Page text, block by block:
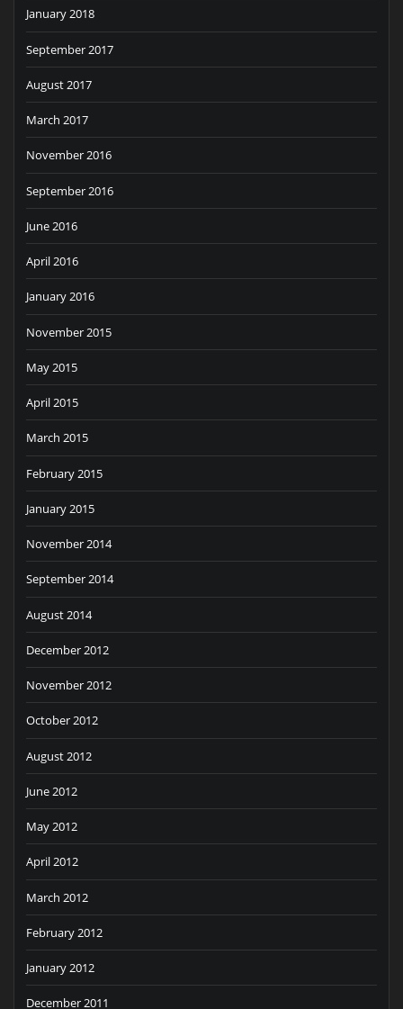
January 2018
September 2017
August 2017
March 2017
November 2016
September 2016
June 2016
April 2016
January 2016
November 2015
May 2015
April 2015
March 2015
February 2015
January 2015
November 2014
September 2014
August 2014
December 2012
November 2012
October 2012
August 2012
June 2012
May 2012
April 2012
March 2012
February 2012
January 2012
December 2011